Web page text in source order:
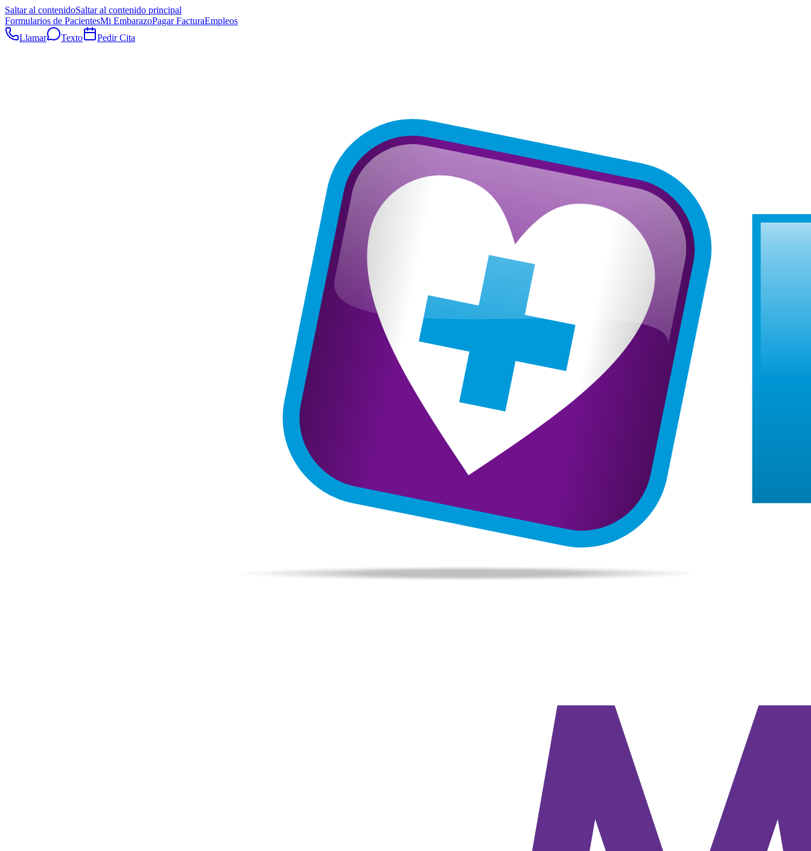
Saltar al contenidoSaltar al contenido principal
Formularios de PacientesMi EmbarazoPagar FacturaEmpleos
Llamar
Texto Pedir Cita